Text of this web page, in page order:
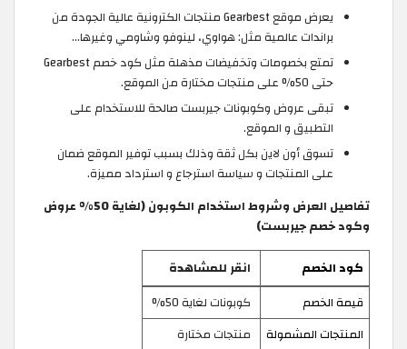
يعرض موقع Gearbest منتجات الكترونية عالية الجودة من
براندات عالمية مثل: هواوي، لينوفو وشاومي وغيرها…
تمتع بخصومات وتخفيضات مذهلة مثل كود خصم Gearbest
حتى 50% على منتجات مختارة من الموقع.
تبقى عروض وكوبونات جيربست صالحة للاستخدام على
التطبيق و الموقع.
تسوق أون لاين بكل ثقة وذلك بسبب توفير الموقع ضمان
على المنتجات و سياسة استرجاع و استرداد مميزة.
تفاصيل العرض وشروط استخدام الكوبون (لغاية 50% عروض
وكود خصم جيربست)
كود الخصم
انقر للمشاهدة
قيمة الخصم
كوبونات لغاية 50%
المنتجات المشمولة
منتجات مختارة